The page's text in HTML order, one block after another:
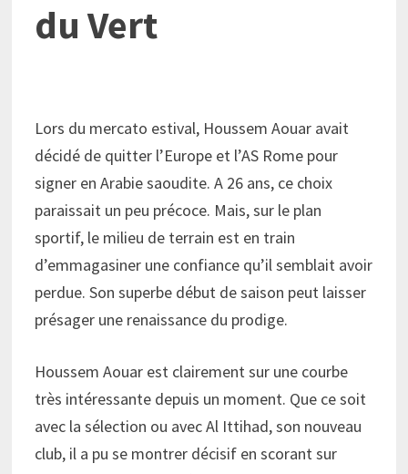
du Vert
Lors du mercato estival, Houssem Aouar avait
décidé de quitter l’Europe et l’AS Rome pour
signer en Arabie saoudite. A 26 ans, ce choix
paraissait un peu précoce. Mais, sur le plan
sportif, le milieu de terrain est en train
d’emmagasiner une confiance qu’il semblait avoir
perdue. Son superbe début de saison peut laisser
présager une renaissance du prodige.
Houssem Aouar est clairement sur une courbe
très intéressante depuis un moment. Que ce soit
avec la sélection ou avec Al Ittihad, son nouveau
club, il a pu se montrer décisif en scorant sur